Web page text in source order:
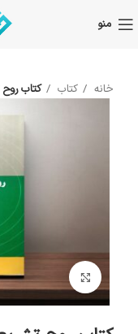
منو
خانه کتاب کتاب روح
بزرگنمایی